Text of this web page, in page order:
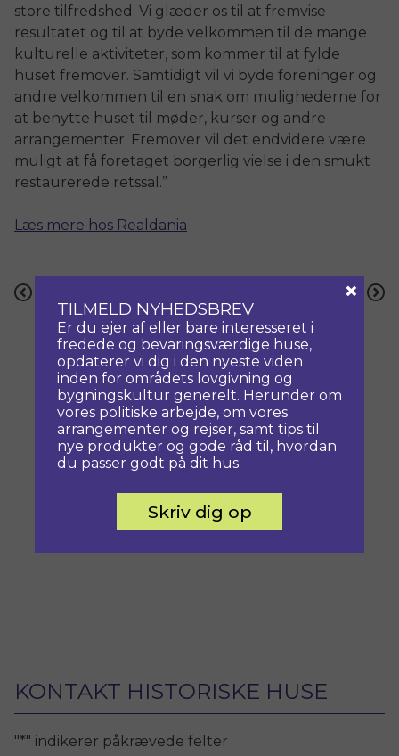
store tilfredshed. Vi glæder os til at fremvise
resultatet og til at byde velkommen til de mange
kulturelle aktiviteter, som kommer til at fylde
huset fremover. Samtidigt vil vi byde foreninger og
andre velkommen til en snak om mulighederne for
at benytte huset til møder, kurser og andre
arrangementer. Fremover vil det endvidere være
muligt at få foretaget borgerlig vielse i den smukt
restaurerede retssal.”
Læs mere hos Realdania
Indlægsnavigation Næste
KONTAKT HISTORISKE HUSE
"*" indikerer påkrævede felter
TILMELD NYHEDSBREV
Er du ejer af eller bare interesseret i
fredede og bevaringsværdige huse,
opdaterer vi dig i den nyeste viden
inden for områdets lovgivning og
bygningskultur generelt. Herunder om
vores politiske arbejde, om vores
arrangementer og rejser, samt tips til
nye produkter og gode råd til, hvordan
du passer godt på dit hus.
Skriv dig op
×